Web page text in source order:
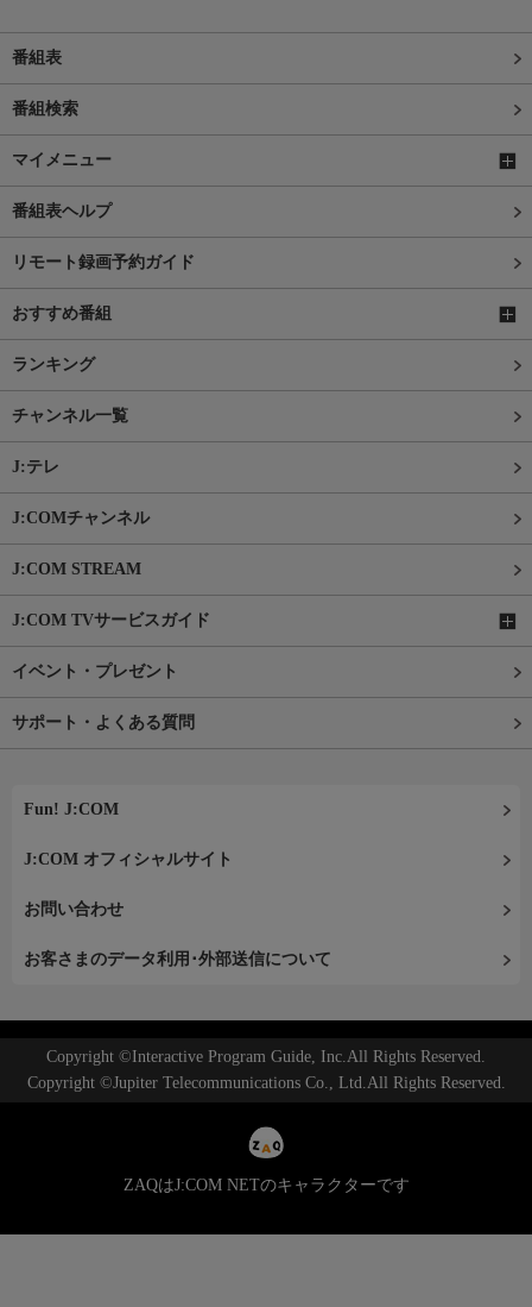
番組表
番組検索
マイメニュー
番組表ヘルプ
リモート録画予約ガイド
おすすめ番組
ランキング
チャンネル一覧
J:テレ
J:COMチャンネル
J:COM STREAM
J:COM TVサービスガイド
イベント・プレゼント
サポート・よくある質問
Fun! J:COM
J:COM オフィシャルサイト
お問い合わせ
お客さまのデータ利用･外部送信について
Copyright ©Interactive Program Guide, Inc.All Rights Reserved.
Copyright ©Jupiter Telecommunications Co., Ltd.All Rights Reserved.
ZAQはJ:COM NETのキャラクターです